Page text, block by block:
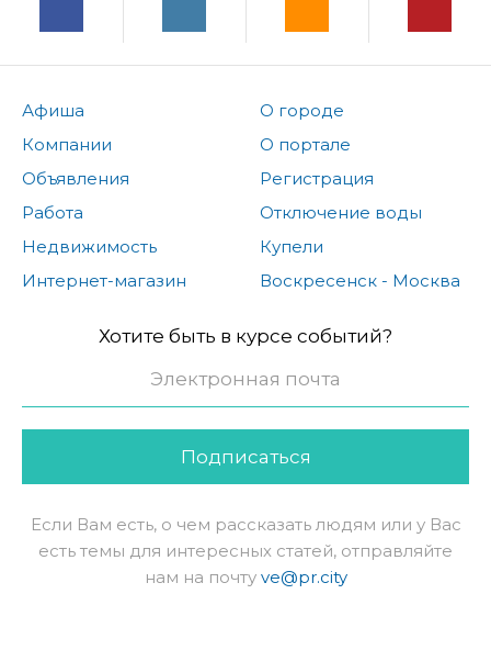
Афиша
Компании
Объявления
Работа
Недвижимость
Интернет-магазин
О городе
О портале
Регистрация
Отключение воды
Купели
Воскресенск - Москва
Хотите быть в курсе событий?
Подписаться
Если Вам есть, о чем рассказать людям или у Вас
есть темы для интересных статей, отправляйте
нам на почту ve@pr.city